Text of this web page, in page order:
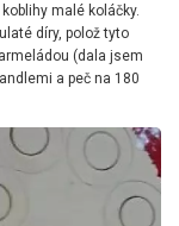
malé koláčky.
díry, polož tyto
(dala jsem
a peč na 180